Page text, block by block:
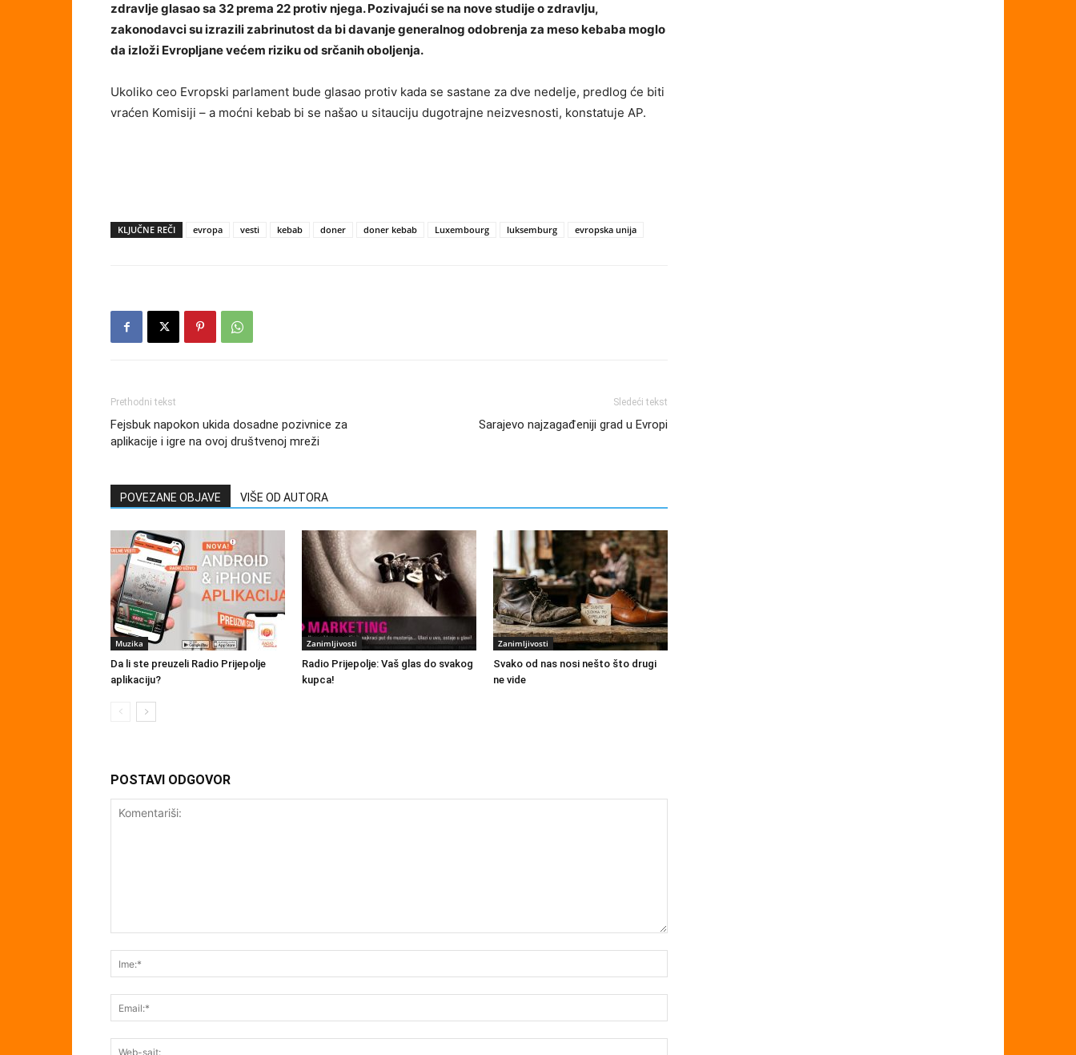
zdravlje glasao sa 32 prema 22 protiv njega. Pozivajući se na nove studije o zdravlju,
zakonodavci su izrazili zabrinutost da bi davanje generalnog odobrenja za meso kebaba moglo
da izloži Evropljane većem riziku od srčanih oboljenja.
Ukoliko ceo Evropski parlament bude glasao protiv kada se sastane za dve nedelje, predlog će biti
vraćen Komisiji – a moćni kebab bi se našao u sitauciju dugotrajne neizvesnosti, konstatuje AP.
KLJUČNE REČI evropa vesti kebab doner doner kebab Luxembourg luksemburg evropska unija
Prethodni tekst
Fejsbuk napokon ukida dosadne pozivnice za
aplikacije i igre na ovoj društvenoj mreži
Sledeći tekst
Sarajevo najzagađeniji grad u Evropi
POVEZANE OBJAVE VIŠE OD AUTORA
Muzika
Da li ste preuzeli Radio Prijepolje
aplikaciju?
Zanimljivosti
Radio Prijepolje: Vaš glas do svakog
kupca!
Zanimljivosti
Svako od nas nosi nešto što drugi
ne vide
POSTAVI ODGOVOR